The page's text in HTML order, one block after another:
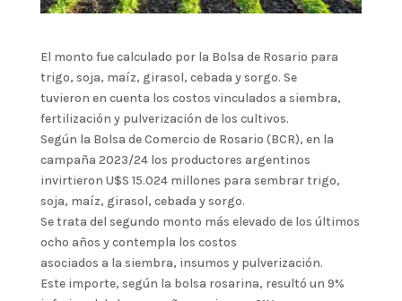
El monto fue calculado por la Bolsa de Rosario para
trigo, soja, maíz, girasol, cebada y sorgo. Se
tuvieron en cuenta los costos vinculados a siembra,
fertilización y pulverización de los cultivos.
Según la Bolsa de Comercio de Rosario (BCR), en la
campaña 2023/24 los productores argentinos
invirtieron U$S 15.024 millones para sembrar trigo,
soja, maíz, girasol, cebada y sorgo.
Se trata del segundo monto más elevado de los últimos
ocho años y contempla los costos
asociados a la siembra, insumos y pulverización.
Este importe, según la bolsa rosarina, resultó un 9%